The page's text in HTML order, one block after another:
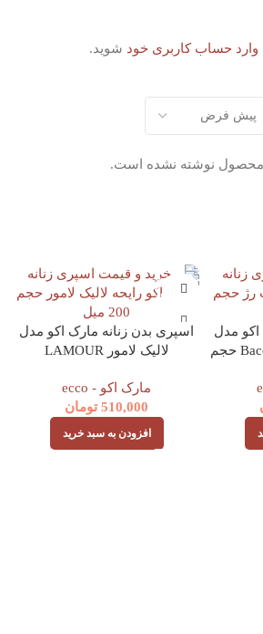
محصول نوشته نشده است.
وارد حساب کاربری خود شوید.
اکو مدل
باکارات رژ Baccarat Rouge حجم
اسپری بدن زنانه مارک اکو مدل
لالیک لامور LAMOUR
ecko
مارک اکو - ecco
510,000 تومان
افزودن به سبد خرید